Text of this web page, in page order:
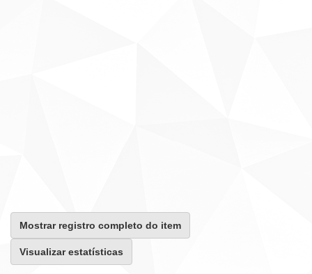
Mostrar registro completo do item
Visualizar estatísticas